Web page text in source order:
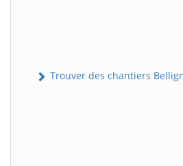
Trouver des chantiers